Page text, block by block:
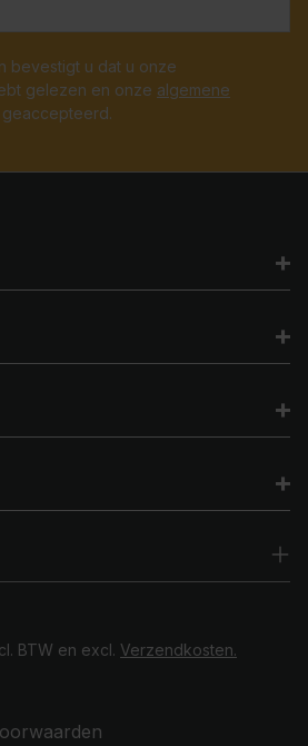
bevestigt u dat u onze
gelezen en onze algemene
BTW en excl. Verzendkosten.